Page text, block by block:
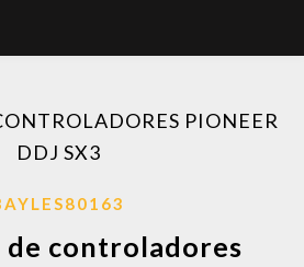
PIONEER
DDJ SX3
de controladores